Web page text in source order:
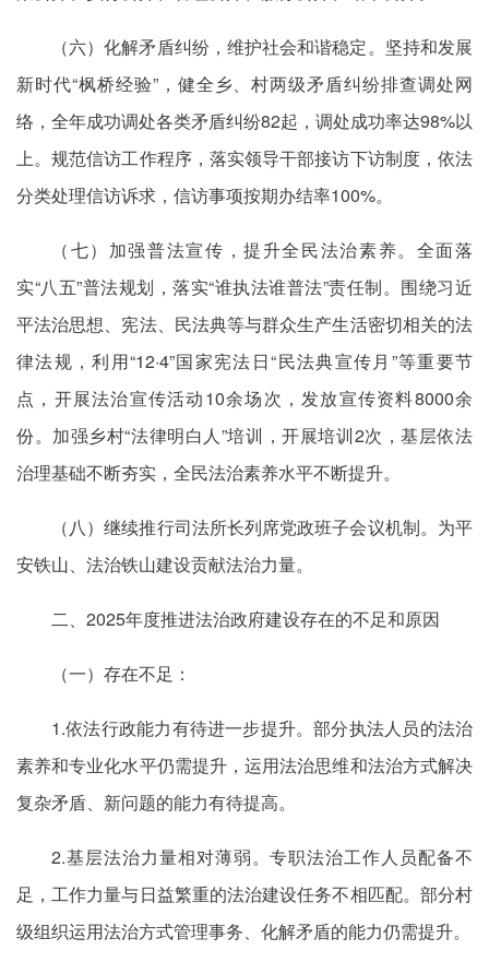
（六）化解矛盾纠纷，维护社会和谐稳定。坚持和发展
新时代“枫桥经验”，健全乡、村两级矛盾纠纷排查调处网
络，全年成功调处各类矛盾纠纷82起，调处成功率达98%以
上。规范信访工作程序，落实领导干部接访下访制度，依法
分类处理信访诉求，信访事项按期办结率100%。
（七）加强普法宣传，提升全民法治素养。全面落
实“八五”普法规划，落实“谁执法谁普法”责任制。围绕习近
平法治思想、宪法、民法典等与群众生产生活密切相关的法
律法规，利用“12·4”国家宪法日“民法典宣传月”等重要节
点，开展法治宣传活动10余场次，发放宣传资料8000余
份。加强乡村“法律明白人”培训，开展培训2次，基层依法
治理基础不断夯实，全民法治素养水平不断提升。
（八）继续推行司法所长列席党政班子会议机制。为平
安铁山、法治铁山建设贡献法治力量。
二、2025年度推进法治政府建设存在的不足和原因
（一）存在不足：
1.依法行政能力有待进一步提升。部分执法人员的法治
素养和专业化水平仍需提升，运用法治思维和法治方式解决
复杂矛盾、新问题的能力有待提高。
2.基层法治力量相对薄弱。专职法治工作人员配备不
足，工作力量与日益繁重的法治建设任务不相匹配。部分村
级组织运用法治方式管理事务、化解矛盾的能力仍需提升。